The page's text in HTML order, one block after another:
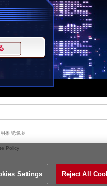
推奨環境
Policy
Settings Reject All